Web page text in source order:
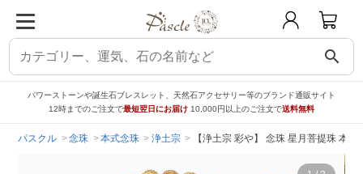
search
パワーストーンや誕生石ブレスレット、天然石アクセサリー等のブランド通販サイト
12時までのご注文で最短翌日にお届け 10,000円以上のご注文で送料無料
パスクル 念珠 本式念珠 浄土宗 【浄土宗 彩や】 念珠 星月菩提珠 本式